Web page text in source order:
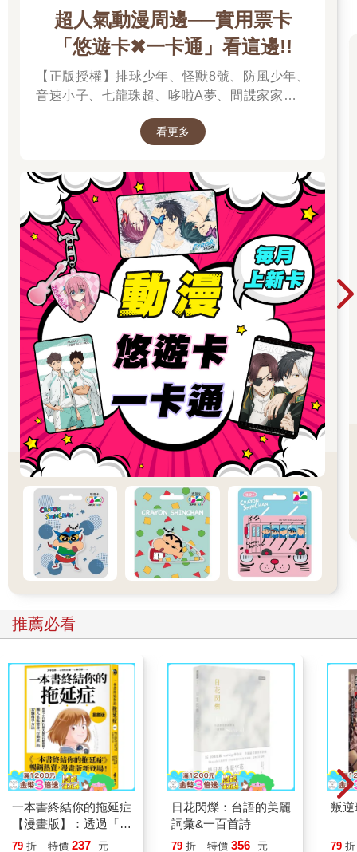
超人氣動漫周邊──實用票卡
「悠遊卡✖一卡通」看這邊!!
【正版授權】排球少年、怪獸8號、防風少年、
音速小子、七龍珠超、哆啦A夢、間諜家家酒、
滾、美少女戰士、Free!男子游泳部、寶可夢、音
諾貝塔
看更多
推薦必看
一本書終結你的拖延症
【漫畫版】：透過「小
行動」打開大腦的行動
79 折 特價 237 元
日花閃爍：台語的美麗
詞彙&一百首詩
79 折 特價 356 元
叛逆
79 折